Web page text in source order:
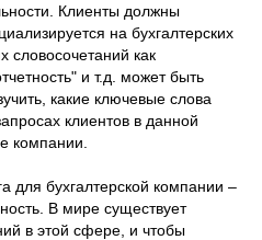
Клиенты должны
на бухгалтерских
словосочетаний как
и т.д. может быть
какие ключевые слова
клиентов в данной
компании.
для бухгалтерской компании –
В мире существует
в этой сфере, и чтобы